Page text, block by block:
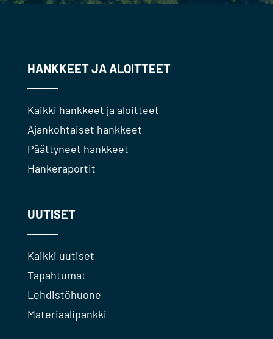
HANKKEET JA ALOITTEET
Kaikki hankkeet ja aloitteet
Ajankohtaiset hankkeet
Päättyneet hankkeet
Hankeraportit
UUTISET
Kaikki uutiset
Tapahtumat
Lehdistöhuone
Materiaalipankki